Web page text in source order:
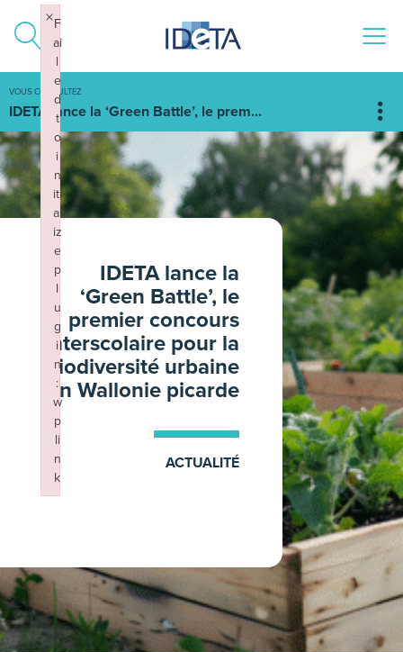
VOUS CONSULTEZ
IDETA lance la ‘Green Battle’, le prem...
IDETA lance la
‘Green Battle’, le
premier concours
interscolaire pour la
biodiversité urbaine
en Wallonie picarde
ACTUALITÉ
F
ai
l
e
d
t
o
i
n
iti
al
iz
e
p
l
u
g
i
n
:
w
p
li
n
k
×
Failed to initialize plugin: wplink